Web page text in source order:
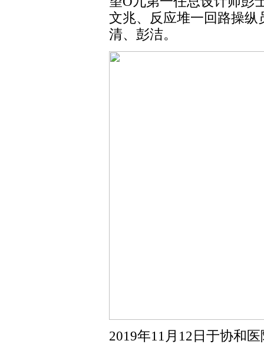
文兆、反应堆一回路操
清、彭洁。
2019年11月12日于协和